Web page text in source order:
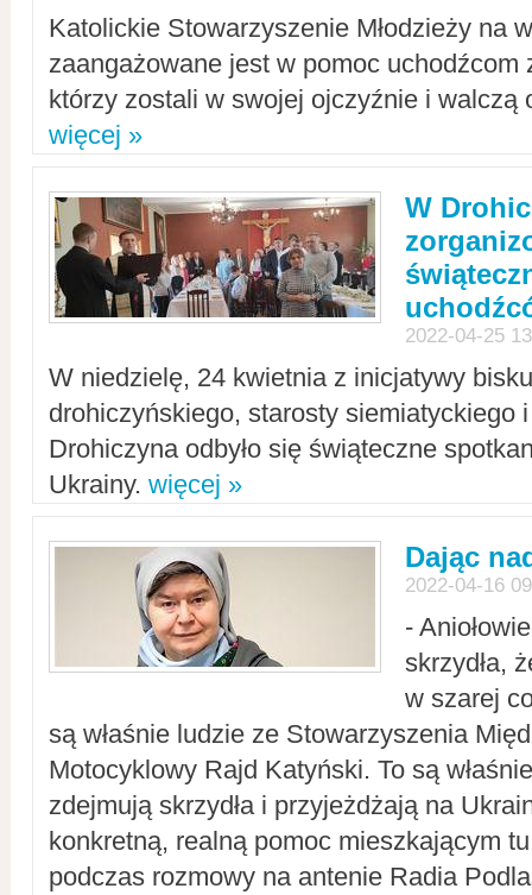
Katolickie Stowarzyszenie Młodzieży na
zaangażowane jest w pomoc uchodźcom
którzy zostali w swojej ojczyźnie i walczą
więcej »
W
2022-04-25
W niedzielę, 24 kwietnia z inicjatywy
drohiczyńskiego, starosty siemiatyckiego
Drohiczyna odbyło się świąteczne
Ukrainy. więcej »
Dając
2022-04-16
-
skrzydła,
w szarej
są właśnie ludzie ze Stowarzyszenia
Motocyklowy Rajd Katyński. To są
zdejmują skrzydła i przyjeżdżają na
konkretną, realną pomoc mieszkającym
podczas rozmowy na antenie Radia